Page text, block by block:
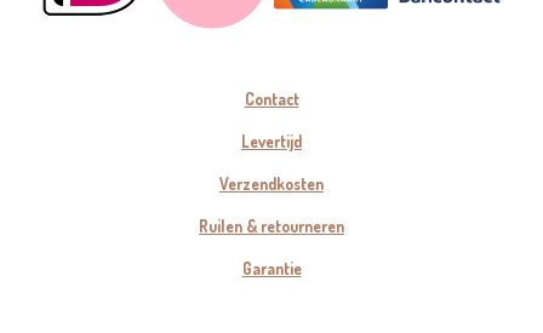
Contact
Levertijd
Verzendkosten
Ruilen & retourneren
Garantie